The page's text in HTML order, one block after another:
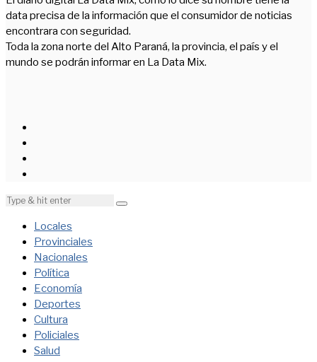
data precisa de la información que el consumidor de noticias
encontrara con seguridad.
Toda la zona norte del Alto Paraná, la provincia, el país y el
mundo se podrán informar en La Data Mix.
Locales
Provinciales
Nacionales
Política
Economía
Deportes
Cultura
Policiales
Salud